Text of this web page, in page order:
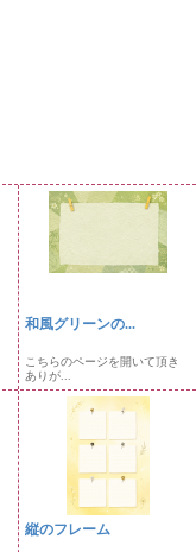
和風グリーンの...
こちらのページを開いて頂き
ありが...
縦のフレーム